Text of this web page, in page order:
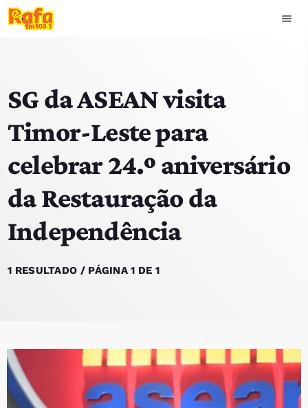
menu
play_arrow OUVIR RAFA
HOME
NOTÍCIAS
EQUIPA
TOP 15
VIDEOS
EVENTOS
SG da ASEAN visita
Timor-Leste para
celebrar 24.º aniversário
da Restauração da
Independência
1 RESULTADO / PÁGINA 1 DE 1